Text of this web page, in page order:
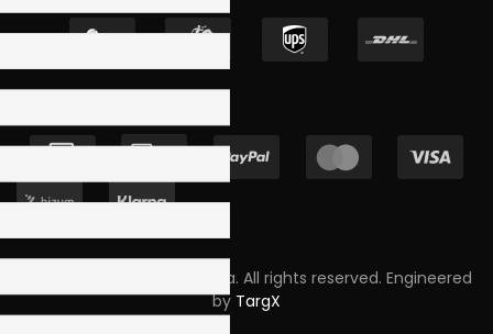
Copyright © 2023 Skpro, Lda. All rights reserved. Engineered
by TargX